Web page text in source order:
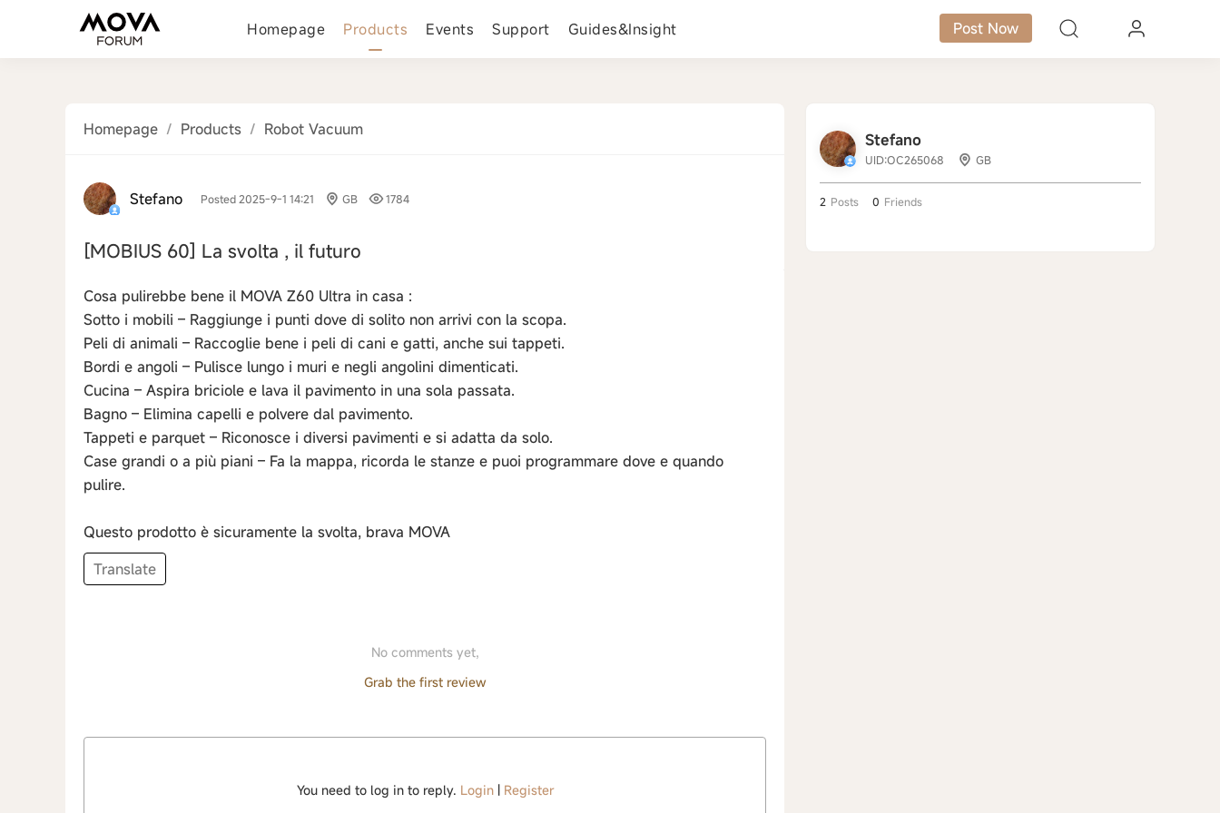
Homepage Products Events Support Guides&Insight Post Now
Homepage / Products / Robot Vacuum
Stefano Posted 2025-9-1 14:21 GB 1784
[MOBIUS 60] La svolta , il futuro
Cosa pulirebbe bene il MOVA Z60 Ultra in casa :
Sotto i mobili – Raggiunge i punti dove di solito non arrivi con la scopa.
Peli di animali – Raccoglie bene i peli di cani e gatti, anche sui tappeti.
Bordi e angoli – Pulisce lungo i muri e negli angolini dimenticati.
Cucina – Aspira briciole e lava il pavimento in una sola passata.
Bagno – Elimina capelli e polvere dal pavimento.
Tappeti e parquet – Riconosce i diversi pavimenti e si adatta da solo.
Case grandi o a più piani – Fa la mappa, ricorda le stanze e puoi programmare dove e quando
pulire.
Questo prodotto è sicuramente la svolta, brava MOVA
Translate
No comments yet,
Grab the first review
You need to log in to reply. Login| Register
Stefano
UID:OC265068 GB
2 Posts 0 Friends